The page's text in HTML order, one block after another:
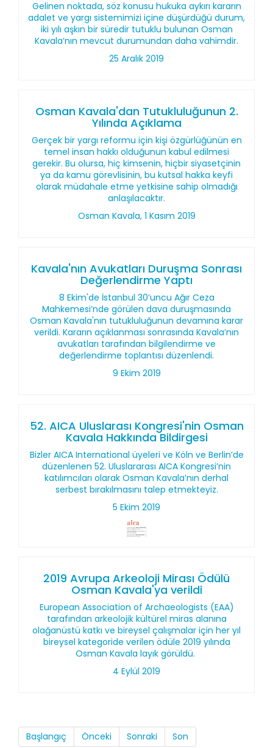
Gelinen noktada, söz konusu hukuka aykırı kararın
adalet ve yargı sistemimizi içine düşürdüğü durum,
iki yılı aşkın bir süredir tutuklu bulunan Osman
Kavala’nın mevcut durumundan daha vahimdir.
25 Aralık 2019
Osman Kavala'dan Tutukluluğunun 2.
Yılında Açıklama
Gerçek bir yargı reformu için kişi özgürlüğünün en
temel insan hakkı olduğunun kabul edilmesi
gerekir. Bu olursa, hiç kimsenin, hiçbir siyasetçinin
ya da kamu görevlisinin, bu kutsal hakka keyfi
olarak müdahale etme yetkisine sahip olmadığı
anlaşılacaktır.
Osman Kavala, 1 Kasım 2019
Kavala'nın Avukatları Duruşma Sonrası
Değerlendirme Yaptı
8 Ekim'de İstanbul 30’uncu Ağır Ceza
Mahkemesi’nde görülen dava duruşmasında
Osman Kavala'nın tutukluluğunun devamına karar
verildi. Kararın açıklanması sonrasında Kavala’nın
avukatları tarafından bilgilendirme ve
değerlendirme toplantısı düzenlendi.
9 Ekim 2019
52. AICA Uluslarası Kongresi'nin Osman
Kavala Hakkında Bildirgesi
Bizler AICA International üyeleri ve Köln ve Berlin’de
düzenlenen 52. Uluslararası AICA Kongresi’nin
katılımcıları olarak Osman Kavala’nın derhal
serbest bırakılmasını talep etmekteyiz.
5 Ekim 2019
2019 Avrupa Arkeoloji Mirası Ödülü
Osman Kavala'ya verildi
European Association of Archaeologists (EAA)
tarafından arkeolojik kültürel miras alanına
olağanüstü katkı ve bireysel çalışmalar için her yıl
bireysel kategoride verilen ödüle 2019 yılında
Osman Kavala layık görüldü.
4 Eylül 2019
Başlangıç Önceki Sonraki Son